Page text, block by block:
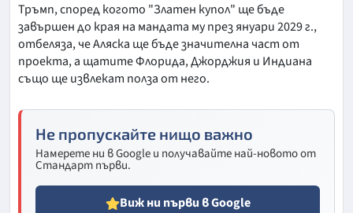
Тръмп, според когото "Златен купол" ще бъде
завършен до края на мандата му през януари 2029 г.,
отбеляза, че Аляска ще бъде значителна част от
проекта, а щатите Флорида, Джорджия и Индиана
също ще извлекат полза от него.
Не пропускайте нищо важно
Намерете ни в Google и получавайте най-новото от
Стандарт първи.
Виж ни първи в Google